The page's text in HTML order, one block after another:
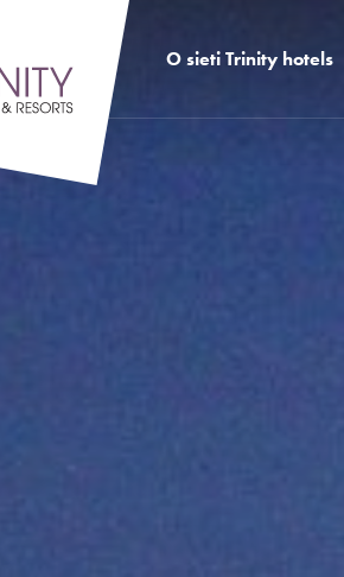
O sieti Trinity hotels
Hotel SENEC